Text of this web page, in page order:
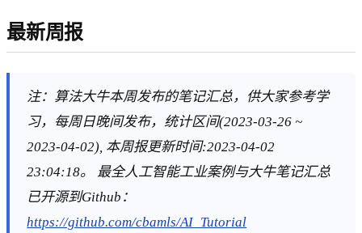
最新周报
注：算法大牛本周发布的笔记汇总，供大家参考学
习，每周日晚间发布，统计区间(2023-03-26 ~
2023-04-02), 本周报更新时间:2023-04-02
23:04:18。 最全人工智能工业案例与大牛笔记汇总
已开源到Github：
https://github.com/cbamls/AI_Tutorial